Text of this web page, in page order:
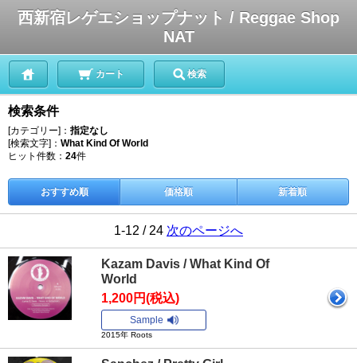
西新宿レゲエショップナット / Reggae Shop
NAT
カート 検索
検索条件
[カテゴリー]： 指定なし
[検索文字]： What Kind Of World
ヒット件数： 24件
おすすめ順 価格順 新着順
1-12 / 24 次のページへ
Kazam Davis / What Kind Of
World
1,200円(税込)
Sample
2015年 Roots